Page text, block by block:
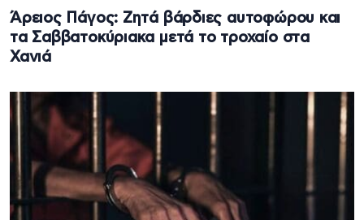
Άρειος Πάγος: Ζητά βάρδιες αυτοφώρου και
τα Σαββατοκύριακα μετά το τροχαίο στα
Χανιά